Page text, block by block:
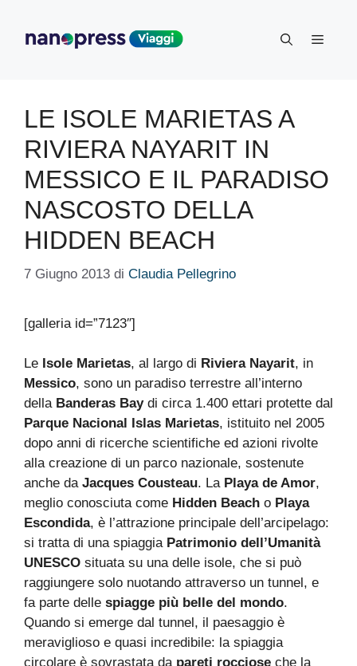
contenuto
Menu
LE ISOLE MARIETAS A
RIVIERA NAYARIT IN
MESSICO E IL PARADISO
NASCOSTO DELLA
HIDDEN BEACH
7 Giugno 2013 di Claudia Pellegrino
[galleria id=”7123″]
Le Isole Marietas, al largo di Riviera Nayarit, in
Messico, sono un paradiso terrestre all’interno
della Banderas Baydi circa 1.400 ettari protette dal
Parque Nacional Islas Marietas, istituito nel 2005
dopo anni di ricerche scientifiche ed azioni rivolte
alla creazione di un parco nazionale, sostenute
anche da Jacques Cousteau. La Playa de Amor,
meglio conosciuta come Hidden Beach o Playa
Escondida, è l’attrazione principale dell’arcipelago:
si tratta di una spiaggia Patrimonio dell’Umanità
UNESCO situata su una delle isole, che si può
raggiungere solo nuotando attraverso un tunnel, e
fa parte delle spiagge più belle del mondo.
Quando si emerge dal tunnel, il paesaggio è
meraviglioso e quasi incredibile: la spiaggia
circolare è sovrastata da pareti rocciose che la